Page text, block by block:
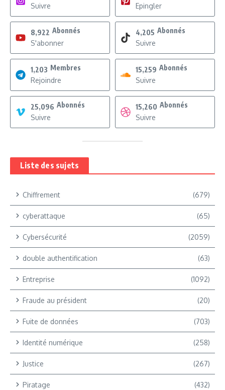
Suivre
Epingler
8,922 Abonnés
S'abonner
4,205 Abonnés
Suivre
1,203 Membres
Rejoindre
15,259 Abonnés
Suivre
25,096 Abonnés
Suivre
15,260 Abonnés
Suivre
Liste des sujets
Chiffrement (679)
cyberattaque (65)
Cybersécurité (2059)
double authentification (63)
Entreprise (1092)
Fraude au président (20)
Fuite de données (703)
Identité numérique (258)
Justice (267)
Piratage (432)